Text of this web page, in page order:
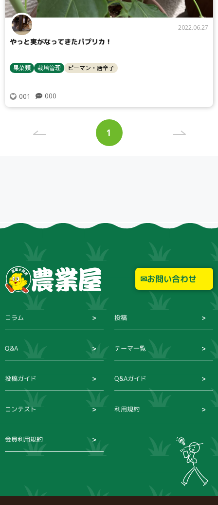
2022.06.27
やっと実がなってきたパプリカ！
果菜類 栽培管理 ピーマン・唐辛子
001 000
ン
ペ
1
お問い合わせ
コラム 投稿
Q&A テーマ一覧
投稿ガイド Q&Aガイド
コンテスト 利用規約
会員利用規約